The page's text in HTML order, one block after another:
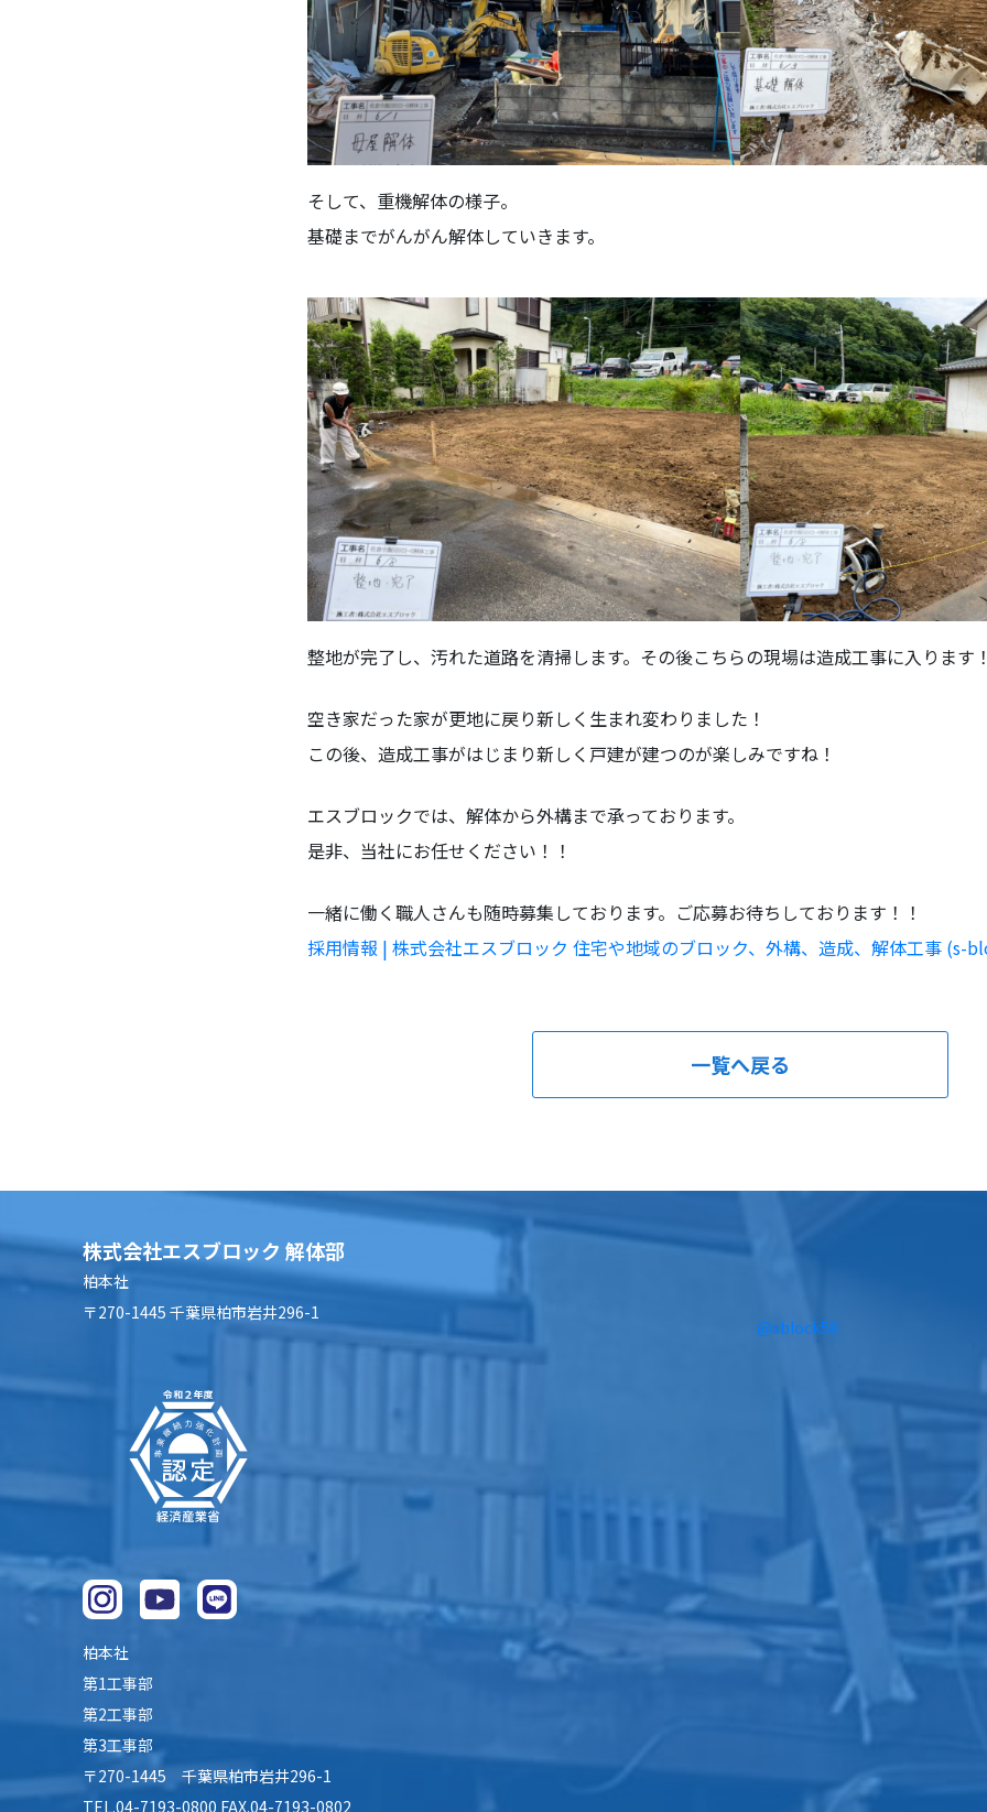
そして、重機解体の様子。
基礎までがんがん解体していきます。
整地が完了し、汚れた道路を清掃します。その後こちらの現場は造成工事に入ります
空き家だった家が更地に戻り新しく生まれ変わりました！
この後、造成工事がはじまり新しく戸建が建つのが楽しみですね！
エスブロックでは、解体から外構まで承っております。
是非、当社にお任せください！！
一緒に働く職人さんも随時募集しております。ご応募お待ちしております！！
採用情報 | 株式会社エスブロック 住宅や地域のブロック、外構、造成、解体工事 (s-
一覧へ戻る
株式会社エスブロック 解体部
柏本社
〒270-1445 千葉県柏市岩井296-1
柏本社
第1工事部
第2工事部
第3工事部
〒270-1445 千葉県柏市岩井296-1
TEL.04-7193-0800 FAX.04-7193-0802
@sblock58